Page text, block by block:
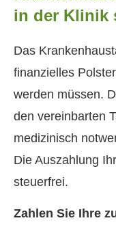
in der Klinik
Das
finanzielles
werden müssen.
den vereinbarten
medizinisch
Die Auszahlung
steuerfrei.
Zahlen Sie Ihre